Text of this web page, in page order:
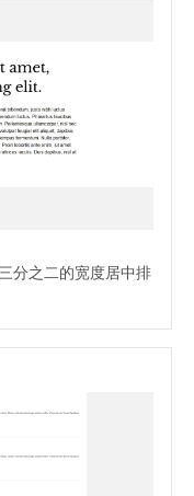
分之二的宽度居中排